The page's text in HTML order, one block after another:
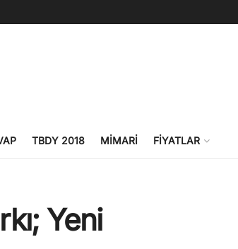
TBDY 2018 MIMARI FIYATLAR
Yeni